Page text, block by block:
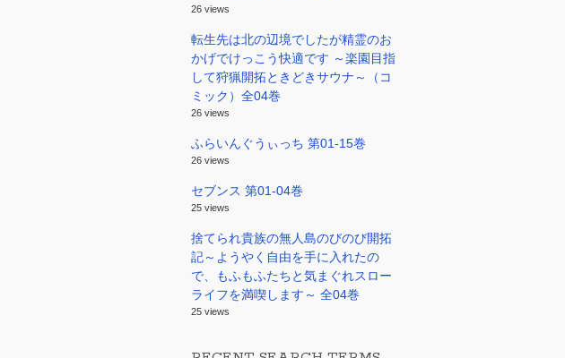
26 views
転生先は北の辺境でしたが精霊のお
かげでけっこう快適です ～楽園目指
して狩猟開拓ときどきサウナ～（コ
ミック）全04巻
26 views
ふらいんぐうぃっち 第01-15巻
26 views
セブンス 第01-04巻
25 views
捨てられ貴族の無人島のびのび開拓
記～ようやく自由を手に入れたの
で、もふもふたちと気まぐれスロー
ライフを満喫します～ 全04巻
25 views